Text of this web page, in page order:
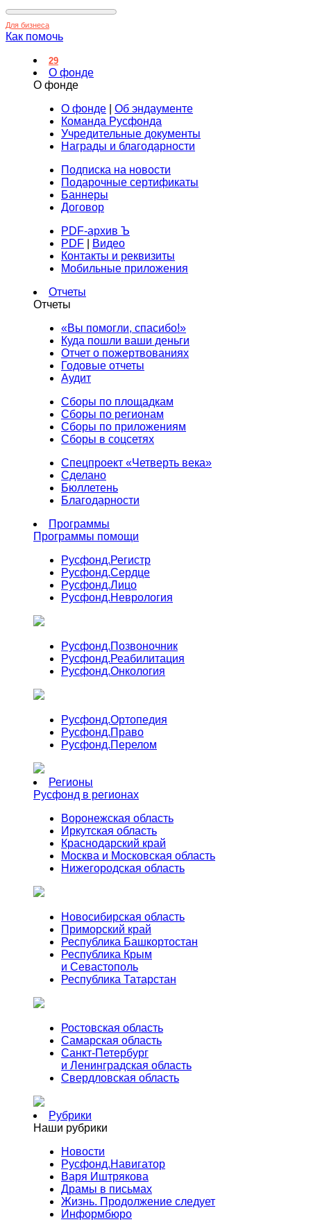
Для бизнеса
Как помочь
29
О фонде
О фонде
О фонде
Об эндаументе
Команда Русфонда
Учредительные документы
Награды и благодарности
Подписка на новости
Подарочные сертификаты
Баннеры
Договор
PDF-архив Ъ
PDF
Видео
Контакты и реквизиты
Мобильные приложения
Отчеты
Отчеты
«Вы помогли, спасибо!»
Куда пошли ваши деньги
Отчет о пожертвованиях
Годовые отчеты
Аудит
Сборы по площадкам
Сборы по регионам
Сборы по приложениям
Сборы в соцсетях
Спецпроект «Четверть века»
Сделано
Бюллетень
Благодарности
Программы
Программы помощи
Русфонд.Регистр
Русфонд.Сердце
Русфонд.Лицо
Русфонд.Неврология
Русфонд.Позвоночник
Русфонд.Реабилитация
Русфонд.Онкология
Русфонд.Ортопедия
Русфонд.Право
Русфонд.Перелом
Регионы
Русфонд в регионах
Воронежская область
Иркутская область
Краснодарский край
Москва и Московская область
Нижегородская область
Новосибирская область
Приморский край
Республика Башкортостан
Республика Крым
и Севастополь
Республика Татарстан
Ростовская область
Самарская область
Санкт-Петербург
и Ленинградская область
Свердловская область
Рубрики
Наши рубрики
Новости
Русфонд.Навигатор
Варя Иштрякова
Драмы в письмах
Жизнь. Продолжение следует
Информбюро